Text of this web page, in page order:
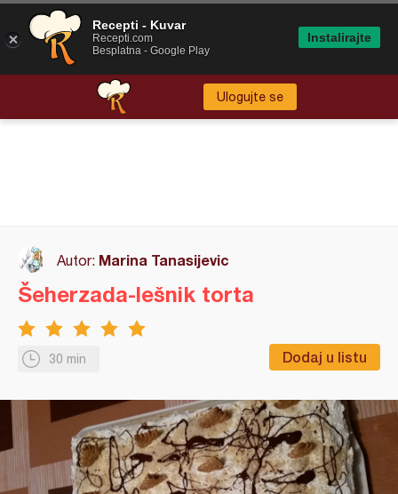
Ulogujte se
Autor: Marina Tanasijevic
30 min Dodaj u listu
Šeherzada-lešnik torta
Recepti - Kuvar
Recepti.com
Besplatna - Google Play
Instalirajte